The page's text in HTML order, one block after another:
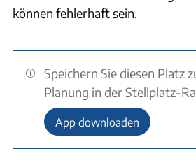
können fehlerhaft sein.
Speichern Sie diesen Platz
Planung in der Stellplatz-
App downloaden